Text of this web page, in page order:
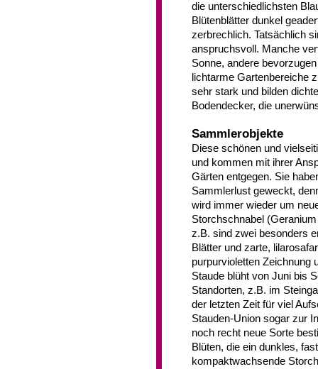
die unterschiedlichsten
Blütenblätter dunkel
zerbrechlich. Tatsächlich
anspruchsvoll. Manche
Sonne, andere
lichtarme Gartenbereiche
sehr stark und bilden
Bodendecker, die
Sammlerobjekte
Diese schönen und
und kommen mit ihrer
Gärten entgegen. Sie
Sammlerlust geweckt,
wird immer wieder um
Storchschnabel (Geranium
z.B. sind zwei besonders
Blätter und zarte,
purpurvioletten Zeichnung
Staude blüht von Juni bis
Standorten, z.B. im
der letzten Zeit für viel
Stauden-Union sogar zur
noch recht neue Sorte
Blüten, die ein dunkles,
kompaktwachsende